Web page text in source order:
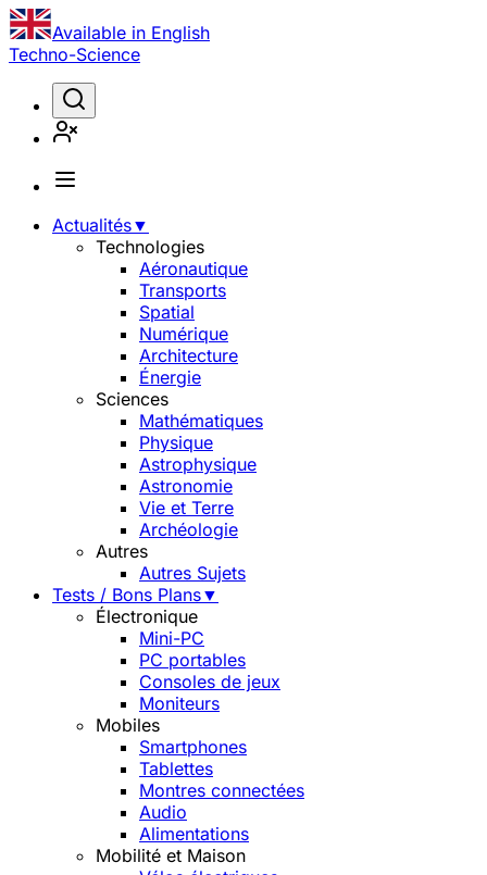
Available in English
Techno-Science
Actualités▼
Technologies
Aéronautique
Transports
Spatial
Numérique
Architecture
Énergie
Sciences
Mathématiques
Physique
Astrophysique
Astronomie
Vie et Terre
Archéologie
Autres
Autres Sujets
Tests / Bons Plans▼
Électronique
Mini-PC
PC portables
Consoles de jeux
Moniteurs
Mobiles
Smartphones
Tablettes
Montres connectées
Audio
Alimentations
Mobilité et Maison